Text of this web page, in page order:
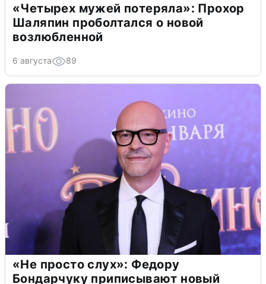
«Четырех мужей потеряла»: Прохор
Шаляпин проболтался о новой
возлюбленной
6 августа 89
«Не просто слух»: Федору
Бондарчуку приписывают новый